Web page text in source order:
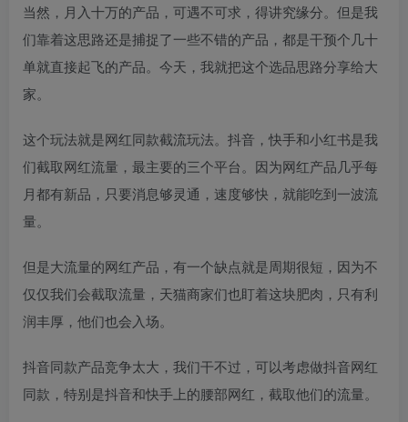
当然，月入十万的产品，可遇不可求，得讲究缘分。但是我
们靠着这思路还是捕捉了一些不错的产品，都是干预个几十
单就直接起飞的产品。今天，我就把这个选品思路分享给大
家。
这个玩法就是网红同款截流玩法。抖音，快手和小红书是我
们截取网红流量，最主要的三个平台。因为网红产品几乎每
月都有新品，只要消息够灵通，速度够快，就能吃到一波流
量。
但是大流量的网红产品，有一个缺点就是周期很短，因为不
仅仅我们会截取流量，天猫商家们也盯着这块肥肉，只有利
润丰厚，他们也会入场。
抖音同款产品竞争太大，我们干不过，可以考虑做抖音网红
同款，特别是抖音和快手上的腰部网红，截取他们的流量。